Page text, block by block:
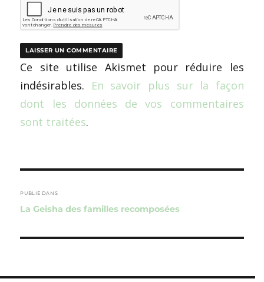
Ce site utilise Akismet pour réduire les
indésirables. En savoir plus sur la façon
dont les données de vos commentaires
sont traitées.
de
l’article
PUBLIÉ DANS
La Geisha des familles recomposées